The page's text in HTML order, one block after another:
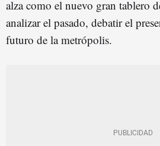
alza como el nuevo gran tablero
analizar el pasado, debatir el
futuro de la metrópolis.